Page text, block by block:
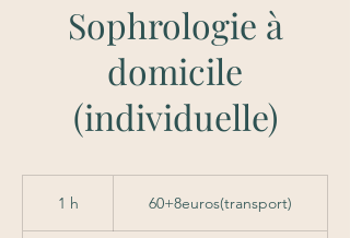
Sophrologie à
domicile
(individuelle)
1 h 60+8euros(transport)